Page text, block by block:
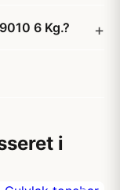
6 Kg.?
i